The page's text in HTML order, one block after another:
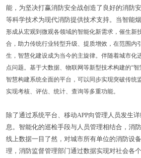
能，为坚决打赢消防安全战创造了良好的消防
等科学技术为现代消防提供技术支持。当智能
形成从宏观到微观各领域的智能化新需求，催生
合，助力传统行业转型升级、提质增效，在范围
生，智慧化建设成为当今的主旋律。伴随着城市
点问题。基于大数据、物联网等新型技术构建的“
智慧构建系统全面的平台，可以同步实现突破传统
实现考核、评估、统计、查询等多重功能。
除了通过系统平台、移动APP向管理人员发生
息。智能化的巡检手段与人员管理相结合，消
线上数据一目了然，对城市所有单位的消防设
理，消防监督管理部门通过数据实现对社会各